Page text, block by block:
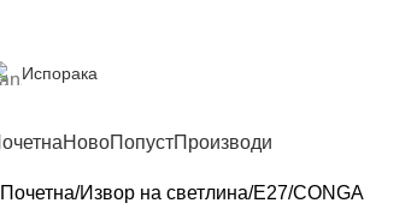
Испорака
НовоПопустПроизводи
Почетна Извор на светлина E27 CONGA